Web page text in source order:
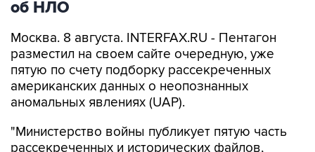
Москва. 8 августа. INTERFAX.RU - Пентагон
пятую по счету подборку рассекреченных
американских данных о неопознанных
аномальных явлениях (UAP).
"Министерство войны публикует пятую часть
касающихся неопознанных аномальных